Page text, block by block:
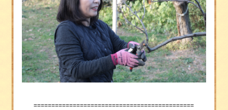
=============================================